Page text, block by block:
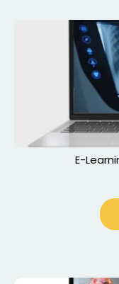
E-